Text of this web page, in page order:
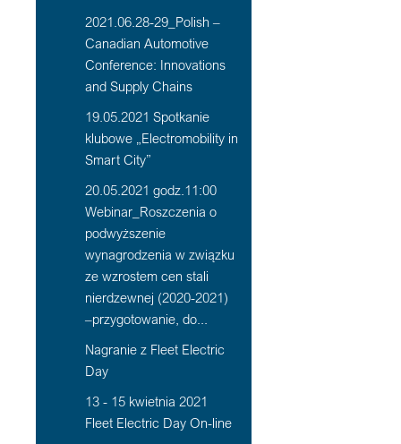
2021.06.28-29_Polish –
Canadian Automotive
Conference: Innovations
and Supply Chains
19.05.2021 Spotkanie
klubowe „Electromobility in
Smart City”
20.05.2021 godz.11:00
Webinar_Roszczenia o
podwyższenie
wynagrodzenia w związku
ze wzrostem cen stali
nierdzewnej (2020-2021)
–przygotowanie, do...
Nagranie z Fleet Electric
Day
13 - 15 kwietnia 2021
Fleet Electric Day On-line